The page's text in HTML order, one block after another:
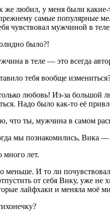
же любил, у меня были
самые популярные
чувствовал мужчиной в
было?!
в теле — это всегда
тебя вообще
любовь! Из-за большой
Надо было как-то её
что ты, мужчина в самом
мы познакомились, Вика
много лет.
меньше. И то ли
от себя Вику, уже
лайфхаки и меняла моё